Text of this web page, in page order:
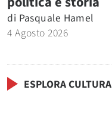
di Pasquale Hamel
4 Agosto 2026
ESPLORA CULTURA